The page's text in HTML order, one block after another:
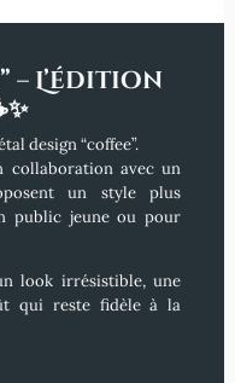
– L’édition
design “coffee”.
collaboration avec un
un style plus
public jeune ou pour
look irrésistible, une
qui reste fidèle à la